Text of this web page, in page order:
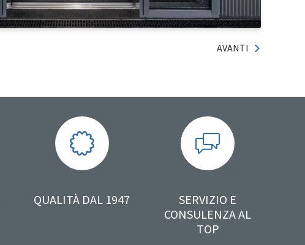
AVANTI
QUALITÀ DAL 1947
SERVIZIO E
CONSULENZA AL
TOP